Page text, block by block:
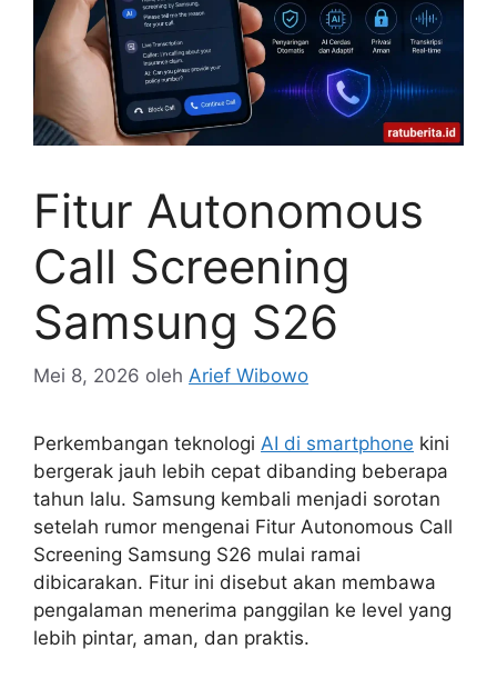
Fitur Autonomous
Call Screening
Samsung S26
Mei 8, 2026 oleh Arief Wibowo
Perkembangan teknologi AI di smartphone kini
bergerak jauh lebih cepat dibanding beberapa
tahun lalu. Samsung kembali menjadi sorotan
setelah rumor mengenai Fitur Autonomous Call
Screening Samsung S26 mulai ramai
dibicarakan. Fitur ini disebut akan membawa
pengalaman menerima panggilan ke level yang
lebih pintar, aman, dan praktis.